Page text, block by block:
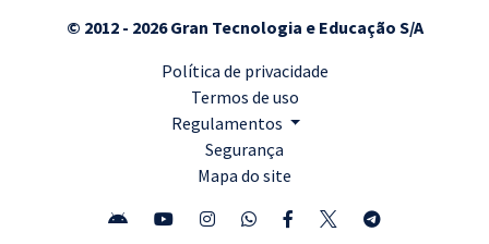
© 2012 - 2026 Gran Tecnologia e Educação S/A
Política de privacidade
Termos de uso
Regulamentos
Segurança
Mapa do site